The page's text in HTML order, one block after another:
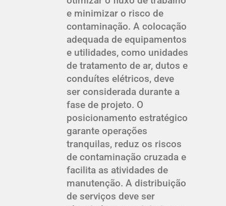
e minimizar o risco de
contaminação. A colocação
adequada de equipamentos
e utilidades, como unidades
de tratamento de ar, dutos e
conduítes elétricos, deve
ser considerada durante a
fase de projeto. O
posicionamento estratégico
garante operações
tranquilas, reduz os riscos
de contaminação cruzada e
facilita as atividades de
manutenção. A distribuição
de serviços deve ser